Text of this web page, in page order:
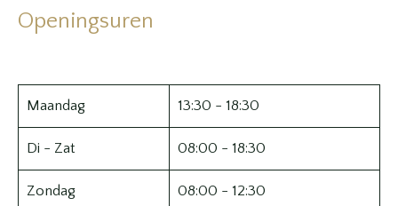
Openingsuren
Maandag 13:30 - 18:30
Di - Zat 08:00 - 18:30
Zondag 08:00 - 12:30